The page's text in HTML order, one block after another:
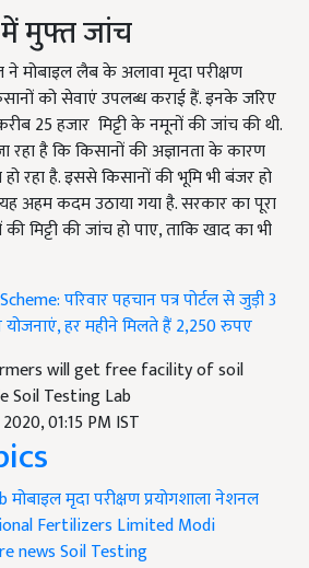
मुफ्त जांच
लैब के अलावा मृदा परीक्षण
को सेवाएं उपलब्ध कराई हैं. इनके जरिए
25 हजार मिट्टी के नमूनों की जांच की थी.
है कि किसानों की अज्ञानता के कारण
रहा है. इससे किसानों की भूमि भी बंजर हो
यह अहम कदम उठाया गया है. सरकार का पूरा
मिट्टी की जांच हो पाए, ताकि खाद का भी
परिवार पहचान पत्र पोर्टल से जुड़ी 3
योजनाएं, हर महीने मिलते हैं 2,250 रुपए
will get free facility of soil
Soil Testing Lab
01:15 PM IST
मोबाइल मृदा परीक्षण प्रयोगशालानेशनल
Fertilizers LimitedModi
newsSoil Testing